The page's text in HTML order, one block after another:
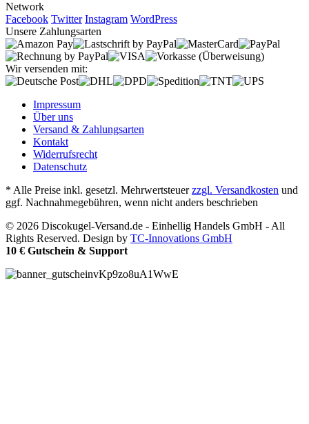
Network
Facebook Twitter Instagram WordPress
Unsere Zahlungsarten
Wir versenden mit:
Impressum
Über uns
Versand & Zahlungsarten
Kontakt
Widerrufsrecht
Datenschutz
* Alle Preise inkl. gesetzl. Mehrwertsteuerzzgl. Versandkosten und
ggf. Nachnahmegebühren, wenn nicht anders beschrieben
© 2026 Discokugel-Versand.de - Einhellig Handels GmbH - All
Rights Reserved. Design by TC-Innovations GmbH
10 € Gutschein & Support